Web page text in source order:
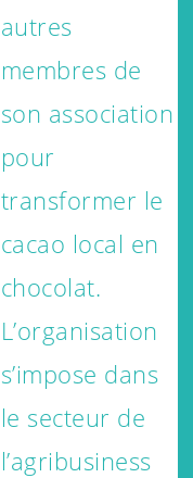
autres
membres de
son association
pour
transformer le
cacao local en
chocolat.
L’organisation
s’impose dans
le secteur de
l’agribusiness